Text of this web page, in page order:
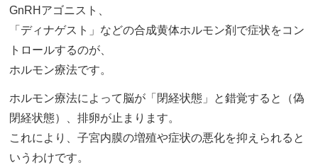
GnRHアゴニスト、
「ディナゲスト」などの合成黄体ホルモン剤で症状をコン
トロールするのが、
ホルモン療法です。
ホルモン療法によって脳が「閉経状態」と錯覚すると（偽
閉経状態）、排卵が止まります。
これにより、子宮内膜の増殖や症状の悪化を抑えられると
いうわけです。